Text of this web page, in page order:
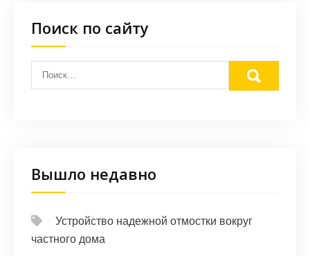
Поиск по сайту
Вышло недавно
Устройство надежной отмостки вокруг
частного дома